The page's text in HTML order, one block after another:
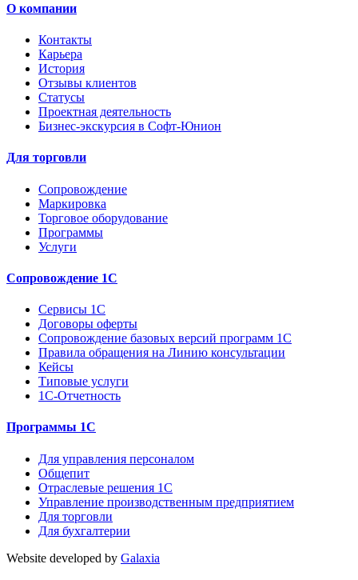
О компании
Контакты
Карьера
История
Отзывы клиентов
Статусы
Проектная деятельность
Бизнес-экскурсия в Софт-Юнион
Для торговли
Сопровождение
Маркировка
Торговое оборудование
Программы
Услуги
Сопровождение 1С
Сервисы 1С
Договоры оферты
Сопровождение базовых версий программ 1С
Правила обращения на Линию консультации
Кейсы
Типовые услуги
1С-Отчетность
Программы 1С
Для управления персоналом
Общепит
Отраслевые решения 1С
Управление производственным предприятием
Для торговли
Для бухгалтерии
Website developed by Galaxia